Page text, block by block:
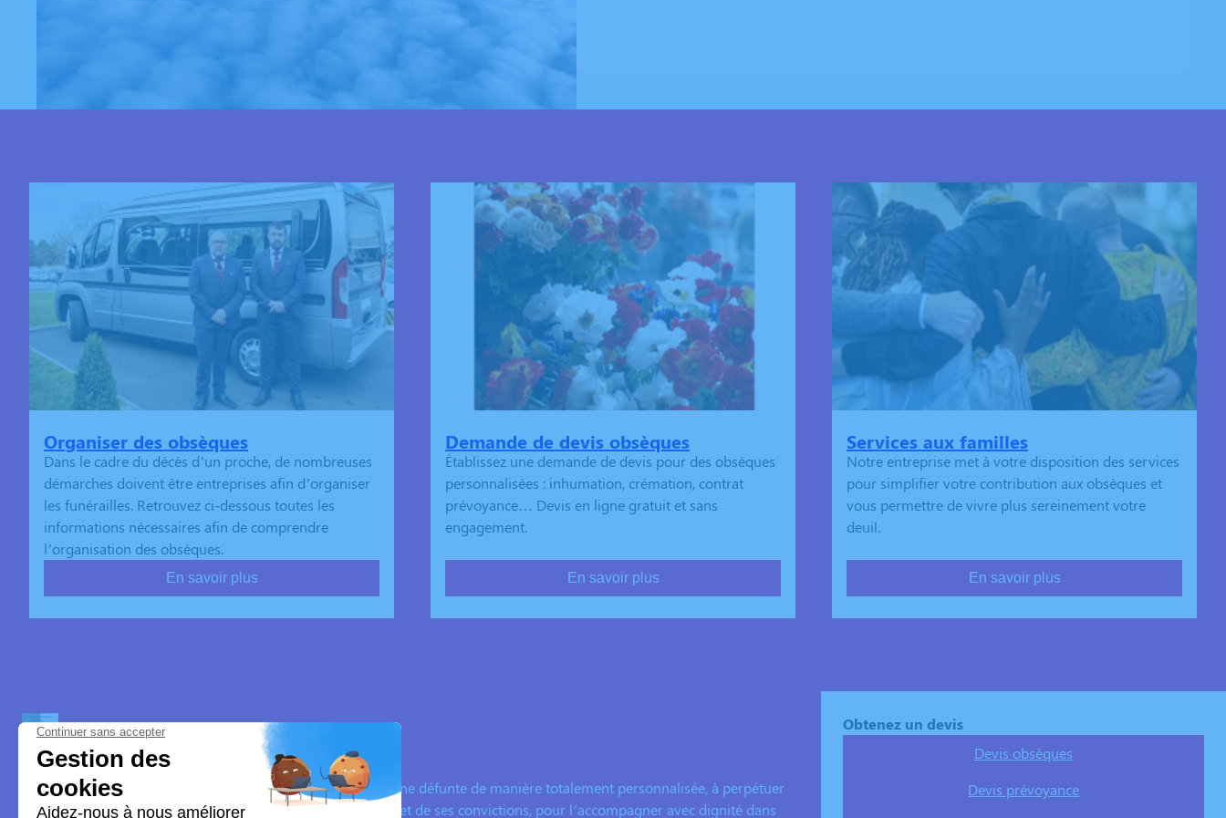
Organiser des obsèques
Dans le cadre du décès d’un proche, de nombreuses
démarches doivent être entreprises afin d’organiser
les funérailles. Retrouvez ci-dessous toutes les
informations nécessaires afin de comprendre
l’organisation des obsèques.
En savoir plus
Demande de devis obsèques
Établissez une demande de devis pour des obsèques
personnalisées : inhumation, crémation, contrat
prévoyance… Devis en ligne gratuit et sans
engagement.
En savoir plus
Services aux familles
Notre entreprise met à votre disposition des services
pour simplifier votre contribution aux obsèques et
vous permettre de vivre plus sereinement votre
deuil.
En savoir plus
Marbrerie Funeraire Leclair
Nos équipes vous aident à honorer la mémoire de la personne défunte de manière totalement personnalisée, à perpétuer
son souvenir dans le respect de ses volontés, de ses valeurs et de ses convictions, pour l’accompagner avec dignité dans
Obtenez un devis
Devis obsèques
Devis prévoyance